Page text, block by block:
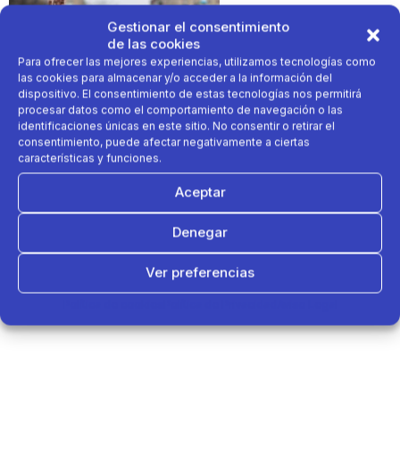
Gestionar el consentimiento
de las cookies
Para ofrecer las mejores experiencias, utilizamos tecnologías como
las cookies para almacenar y/o acceder a la información del
dispositivo. El consentimiento de estas tecnologías nos permitirá
procesar datos como el comportamiento de navegación o las
identificaciones únicas en este sitio. No consentir o retirar el
consentimiento, puede afectar negativamente a ciertas
características y funciones.
Aceptar
Denegar
Ver preferencias